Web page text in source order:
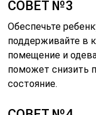
СОВЕТ №3
Обеспечьте
поддерживайте в
помещение и
поможет снизить
состояние.